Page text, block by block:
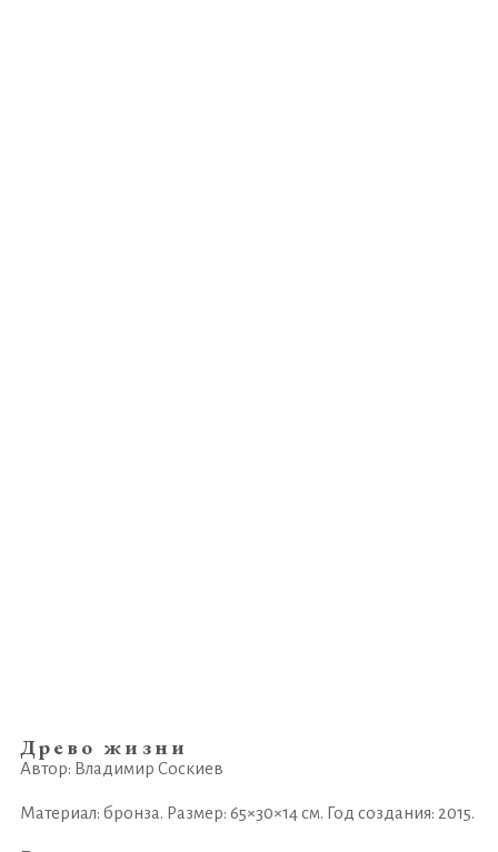
Древо жизни
Автор: Владимир Соскиев
Материал: бронза. Размер: 65×30×14 см. Год создания: 2015.